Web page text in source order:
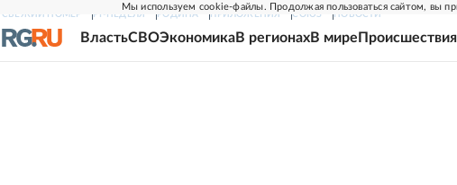
Мы используем cookie-файлы. Продолжая пользоваться сайтом, вы
СВЕЖИЙ НОМЕР РГ-НЕДЕЛЯ РОДИНА ПРИЛОЖЕНИЯ СОЮЗ НОВОСТИ
ВластьСВОЭкономикаВ регионахВ мире Происшествия